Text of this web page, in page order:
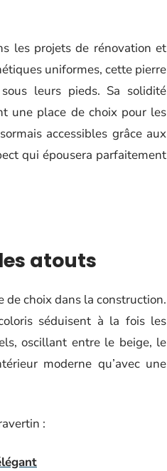
les projets de rénovation et
uniformes, cette pierre
leurs pieds. Sa solidité
une place de choix pour les
accessibles grâce aux
qui épousera parfaitement
atouts
de choix dans la construction.
séduisent à la fois les
oscillant entre le beige, le
moderne qu’avec une
: